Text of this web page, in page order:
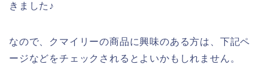
きました♪
なので、クマイリーの商品に興味のある方は、下記ペ
ージなどをチェックされるとよいかもしれません。